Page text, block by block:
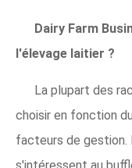
Dairy Farm
l'élevage laitier ?
La plupart des
choisir en fonction
facteurs de gestion.